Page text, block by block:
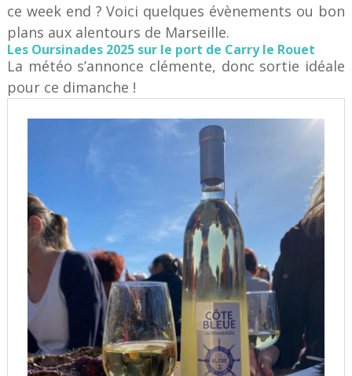
ce week end ? Voici quelques évènements ou bon
plans aux alentours de Marseille.
Les Oursinades 2025 sur le port de Carry le Rouet
La météo s’annonce clémente, donc sortie idéale
pour ce dimanche !